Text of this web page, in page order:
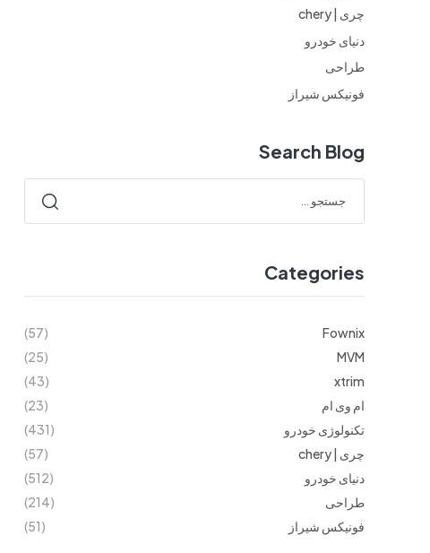
چری | chery
دنیای خودرو
طراحی
فونیکس شیراز
Search Blog
Categories
Fownix
(57)
MVM
(25)
xtrim
(43)
ام وی ام
(23)
تکنولوژی خودرو
(431)
چری | chery
(57)
دنیای خودرو
(512)
طراحی
(214)
فونیکس شیراز
(51)